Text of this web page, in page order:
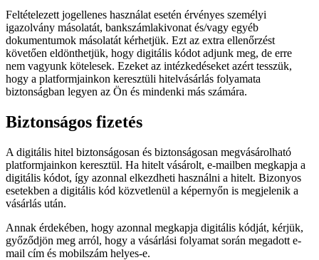
Feltételezett jogellenes használat esetén érvényes személyi
igazolvány másolatát, bankszámlakivonat és/vagy egyéb
dokumentumok másolatát kérhetjük. Ezt az extra ellenőrzést
követően eldönthetjük, hogy digitális kódot adjunk meg, de erre
nem vagyunk kötelesek. Ezeket az intézkedéseket azért tesszük,
hogy a platformjainkon keresztüli hitelvásárlás folyamata
biztonságban legyen az Ön és mindenki más számára.
Biztonságos fizetés
A digitális hitel biztonságosan és biztonságosan megvásárolható
platformjainkon keresztül. Ha hitelt vásárolt, e-mailben megkapja a
digitális kódot, így azonnal elkezdheti használni a hitelt. Bizonyos
esetekben a digitális kód közvetlenül a képernyőn is megjelenik a
vásárlás után.
Annak érdekében, hogy azonnal megkapja digitális kódját, kérjük,
győződjön meg arról, hogy a vásárlási folyamat során megadott e-
mail cím és mobilszám helyes-e.